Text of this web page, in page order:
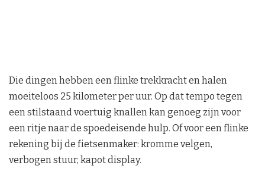
Die dingen hebben een flinke trekkracht en halen
moeiteloos 25 kilometer per uur. Op dat tempo tegen
een stilstaand voertuig knallen kan genoeg zijn voor
een ritje naar de spoedeisende hulp. Of voor een flinke
rekening bij de fietsenmaker: kromme velgen,
verbogen stuur, kapot display.